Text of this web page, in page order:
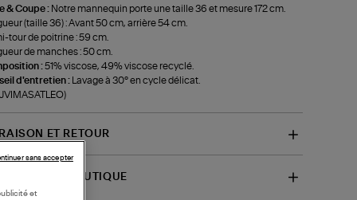
& Coupe : Notre mannequin porte une taille 36 et mesure 172 cm.
(taille 36) : Avant 50 cm, arrière 54 cm.
tour de poitrine : 59 cm.
de manches : 50 cm.
:51% viscose, 49% viscose recyclé.
d'entretien :
Lavage à 30° en cycle délicat.
ET RETOUR
BOUTIQUE
et
sans accepter